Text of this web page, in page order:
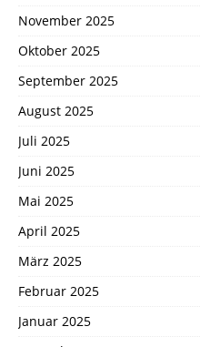
November 2025
Oktober 2025
September 2025
August 2025
Juli 2025
Juni 2025
Mai 2025
April 2025
März 2025
Februar 2025
Januar 2025